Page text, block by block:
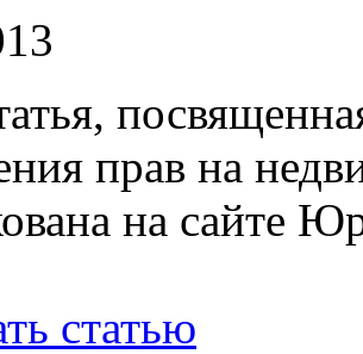
прав на
на сайте
статью